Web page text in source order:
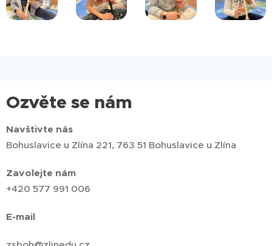
Ozvěte se nám
Navštivte nás
Bohuslavice u Zlína 221, 763 51 Bohuslavice u Zlína
Zavolejte nám
+420 577 991 006
E-mail